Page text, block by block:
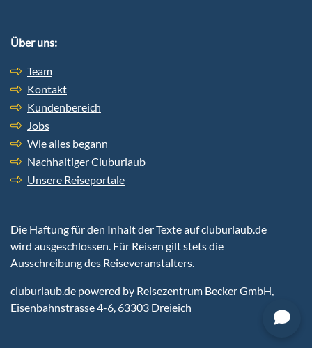
Über uns:
Team
Kontakt
Kundenbereich
Jobs
Wie alles begann
Nachhaltiger Cluburlaub
Unsere Reiseportale
Die Haftung für den Inhalt der Texte auf cluburlaub.de
wird ausgeschlossen. Für Reisen gilt stets die
Ausschreibung des Reiseveranstalters.
cluburlaub.de powered by Reisezentrum Becker GmbH,
Eisenbahnstrasse 4-6, 63303 Dreieich